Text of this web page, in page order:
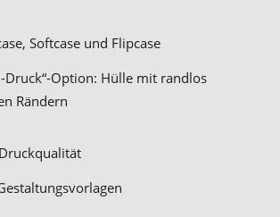
Softcase und Flipcase
Druck“-Option: Hülle mit randlos
Rändern